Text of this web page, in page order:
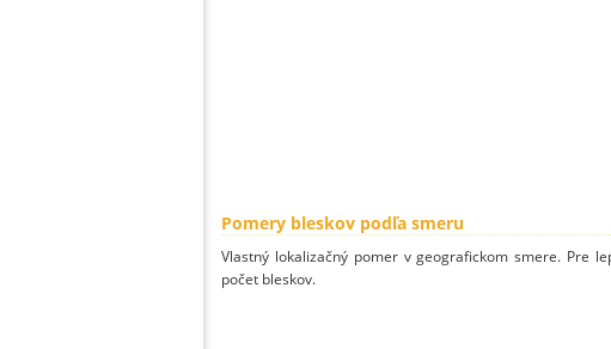
Pomery bleskov podľa smeru
Vlastný lokalizačný pomer v geografickom smere. Pre
počet bleskov.